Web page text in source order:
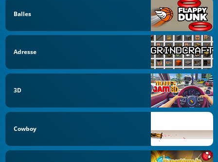
Balles
Adresse
3D
Cowboy